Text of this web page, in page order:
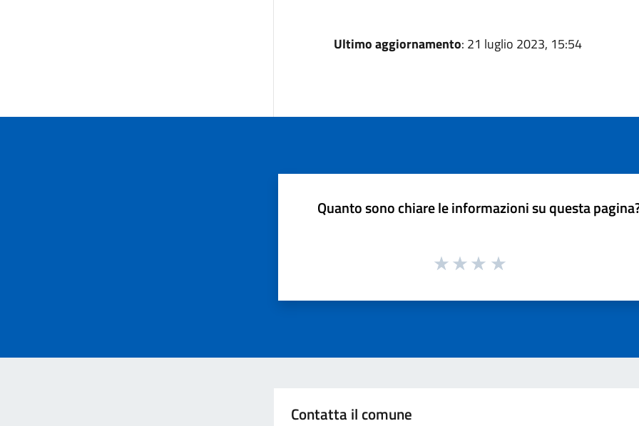
Ultimo aggiornamento: 21 luglio 2023, 15:54
Quanto sono chiare le informazioni su questa
Contatta il comune